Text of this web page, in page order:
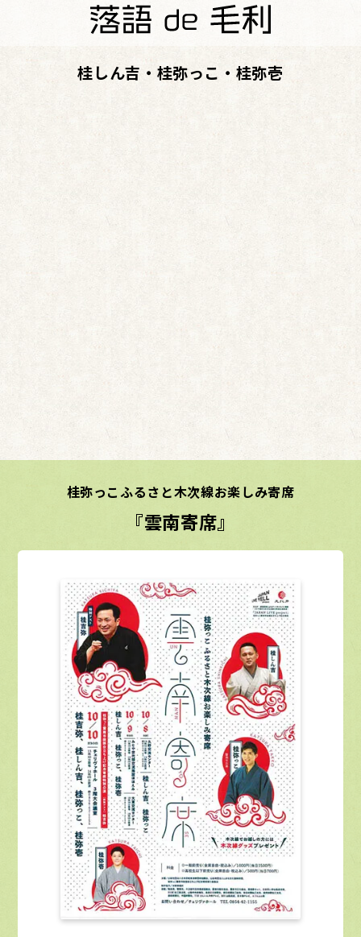
桂しん吉・桂弥っこ・桂弥壱
桂弥っこふるさと木次線お楽しみ寄席
『雲南寄席』